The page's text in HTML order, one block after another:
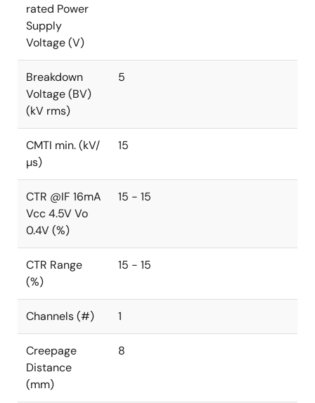
rated Power
Supply
Voltage (V)
Breakdown
Voltage (BV)
(kV rms)
5
CMTI min. (kV/
µs)
15
CTR @IF 16mA
Vcc 4.5V Vo
0.4V (%)
15 - 15
CTR Range
(%)
15 - 15
Channels (#) 1
Creepage
Distance
(mm)
8